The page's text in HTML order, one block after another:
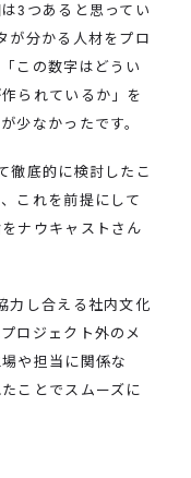
3つあると思ってい
が分かる人材をプロ
この数字はどうい
られているか」を
少なかったです。
徹底的に検討したこ
これを前提にして
ナウキャストさん
力し合える社内文化
ロジェクト外のメ
や担当に関係な
ことでスムーズに